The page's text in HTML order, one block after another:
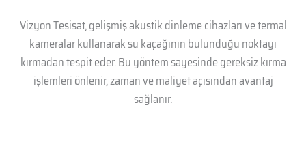
Vizyon Tesisat, gelişmiş akustik dinleme cihazları ve termal
kameralar kullanarak su kaçağının bulunduğu noktayı
kırmadan tespit eder. Bu yöntem sayesinde gereksiz kırma
işlemleri önlenir, zaman ve maliyet açısından avantaj
sağlanır.